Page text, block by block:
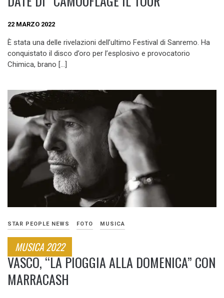
22 MARZO 2022
È stata una delle rivelazioni dell’ultimo Festival di Sanremo. Ha
conquistato il disco d’oro per l’esplosivo e provocatorio
Chimica, brano […]
STAR PEOPLE NEWS FOTO MUSICA
MUSICA 2022
VASCO, “LA PIOGGIA ALLA DOMENICA” CON
MARRACASH